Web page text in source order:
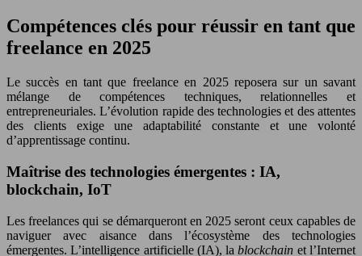
Compétences clés pour réussir en tant que
freelance en 2025
Le succès en tant que freelance en 2025 reposera sur un savant
mélange de compétences techniques, relationnelles et
entrepreneuriales. L’évolution rapide des technologies et des attentes
des clients exige une adaptabilité constante et une volonté
d’apprentissage continu.
Maîtrise des technologies émergentes : IA,
blockchain, IoT
Les freelances qui se démarqueront en 2025 seront ceux capables de
naviguer avec aisance dans l’écosystème des technologies
émergentes. L’intelligence artificielle (IA), lablockchain et l’Internet